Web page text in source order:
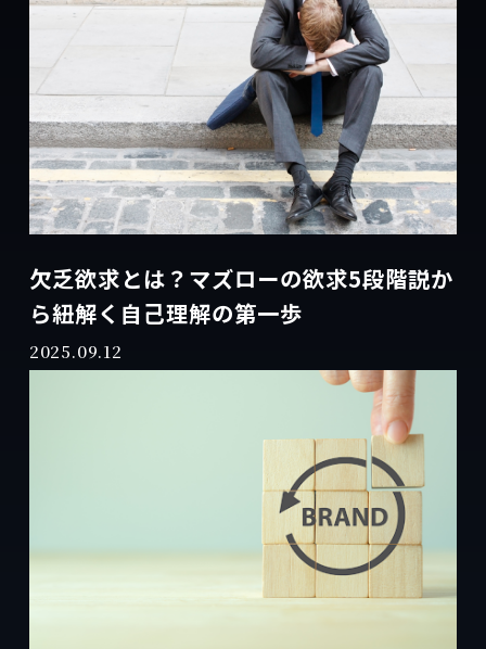
欠乏欲求とは？マズローの欲求5段階説か
ら紐解く自己理解の第一歩
2025.09.12